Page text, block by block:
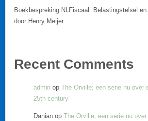
Boekbespreking NLFiscaal. Belastingstelsel
door Henry Meijer.
Recent Comments
admin op The Orville; een serie nu over
25th century’
Danian op The Orville; een serie nu over